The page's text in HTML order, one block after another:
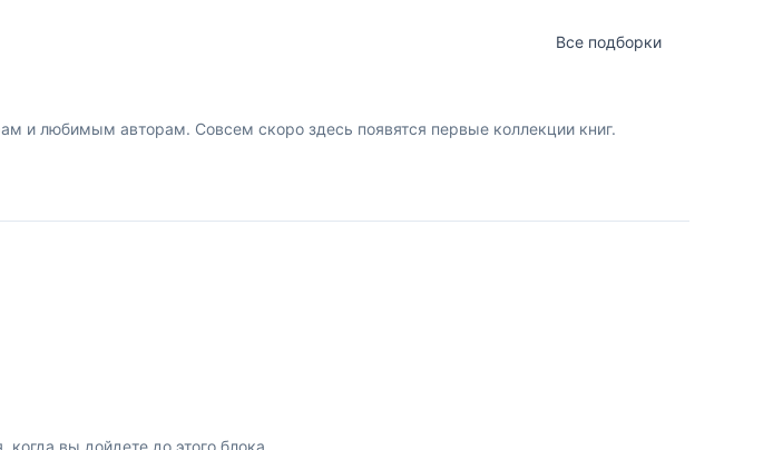
Все подборки
и любимым авторам. Совсем скоро здесь появятся первые коллекции книг.
когда вы дойдете до этого блока.